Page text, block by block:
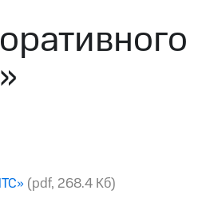
Комплаенс и деловая этика
(pdf, 268.4 Кб)